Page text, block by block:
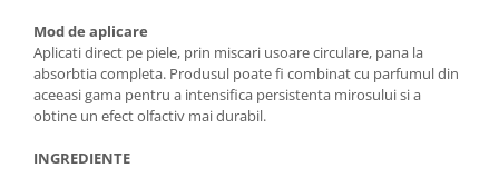
Mod de aplicare
Aplicati direct pe piele, prin miscari usoare circulare, pana la
absorbtia completa. Produsul poate fi combinat cu parfumul din
aceeasi gama pentru a intensifica persistenta mirosului si a
obtine un efect olfactiv mai durabil.
INGREDIENTE